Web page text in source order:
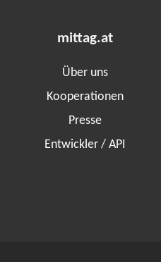
mittag.at
Über uns
Kooperationen
Presse
Entwickler / API